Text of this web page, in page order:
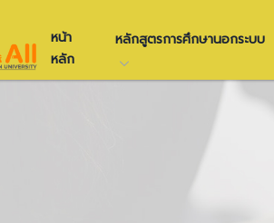
หน้า
หลัก
หลักสูตรการศึกษานอกระบบ